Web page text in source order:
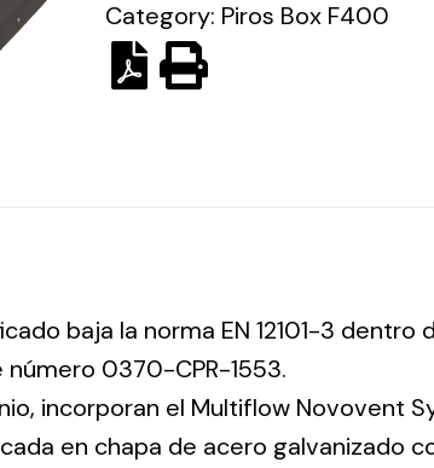
ventilation
products for
different uses
Category: Piros Box F400
baja la norma EN 12101-3
número 0370-CPR-1553.
incorporan el Multiflow Novovent
en chapa de acero galvanizado